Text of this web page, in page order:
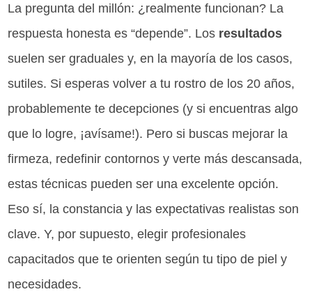
La pregunta del millón: ¿realmente funcionan? La
respuesta honesta es “depende”. Los resultados
suelen ser graduales y, en la mayoría de los casos,
sutiles. Si esperas volver a tu rostro de los 20 años,
probablemente te decepciones (y si encuentras algo
que lo logre, ¡avísame!). Pero si buscas mejorar la
firmeza, redefinir contornos y verte más descansada,
estas técnicas pueden ser una excelente opción.
Eso sí, la constancia y las expectativas realistas son
clave. Y, por supuesto, elegir profesionales
capacitados que te orienten según tu tipo de piel y
necesidades.